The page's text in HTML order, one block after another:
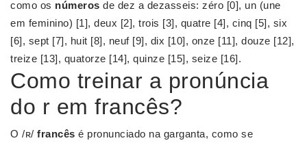
como os números de dez a dezasseis: zéro [0], un (une
em feminino) [1], deux [2], trois [3], quatre [4], cinq [5], six
[6], sept [7], huit [8], neuf [9], dix [10], onze [11], douze [12],
treize [13], quatorze [14], quinze [15], seize [16].
Como treinar a pronúncia
do r em francês?
O /ʀ/ francês é pronunciado na garganta, como se